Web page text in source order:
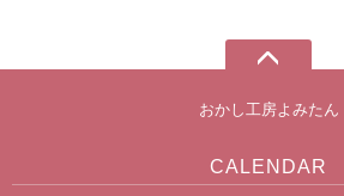
おかし工房よみたん
CALENDAR